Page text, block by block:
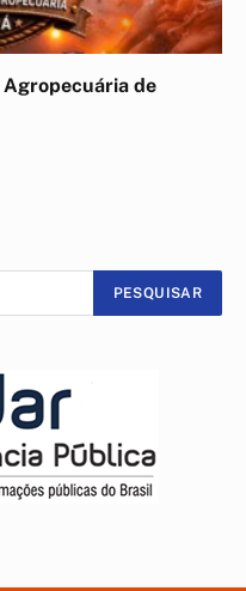
Agropecuária de